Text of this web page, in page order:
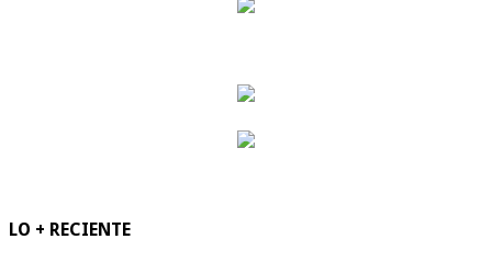
LO + RECIENTE